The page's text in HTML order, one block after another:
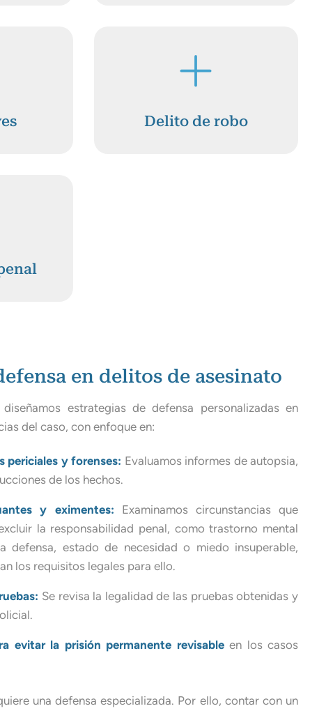
Delito de robo
en delitos de asesinato
estrategias de defensa personalizadas en
del caso, con enfoque en:
periciales y forenses: Evaluamos informes de autopsia,
de los hechos.
y eximentes: Examinamos circunstancias que
la responsabilidad penal, como trastorno mental
defensa, estado de necesidad o miedo insuperable,
los requisitos legales para ello.
Se revisa la legalidad de las pruebas obtenidas y
evitar la prisión permanente revisableen los casos
una defensa especializada. Por ello, contar con un